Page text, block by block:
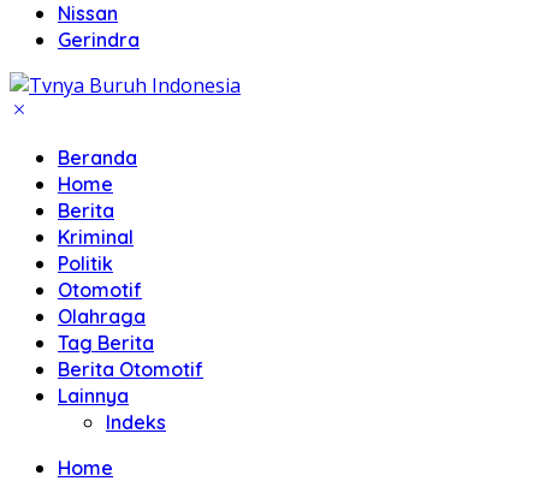
Nissan
Gerindra
Beranda
Home
Berita
Kriminal
Politik
Otomotif
Olahraga
Tag Berita
Berita Otomotif
Lainnya
Indeks
Home